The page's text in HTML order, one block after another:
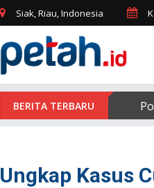
Siak, Riau, Indonesia
Ungkap Kasus